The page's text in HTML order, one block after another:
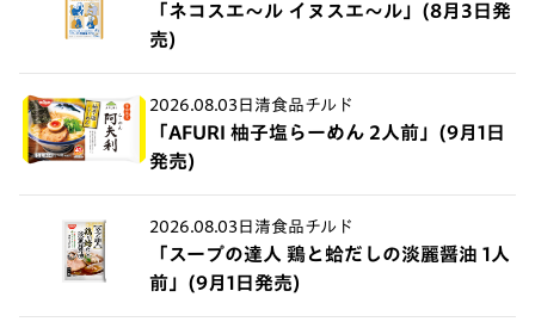
「ネコスエ～ル イヌスエ～ル」(8月3日発
売)
2026.08.03 日清食品チルド
「AFURI 柚子塩らーめん 2人前」(9月1日
発売)
2026.08.03 日清食品チルド
「スープの達人 鶏と蛤だしの淡麗醤油 1人
前」(9月1日発売)